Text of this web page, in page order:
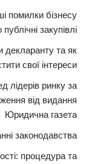
помилки бізнесу
закупівлі
декларанту та як
свої інтереси
лідерів ринку за
від видання
Юридична газета
законодавства
процедура та